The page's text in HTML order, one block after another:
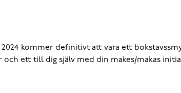
2024 kommer definitivt att vara ett
ett till dig själv med din makes/makas